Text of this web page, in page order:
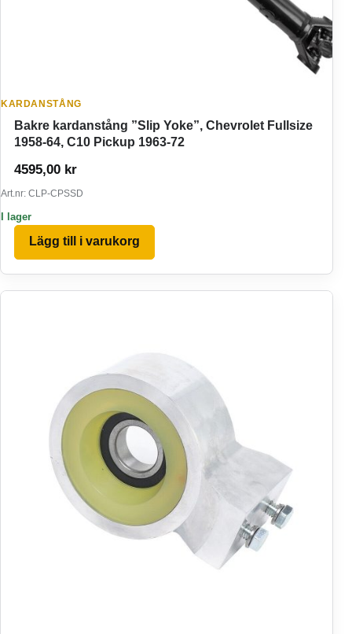
KARDANSTÅNG
Bakre kardanstång ”Slip Yoke”, Chevrolet Fullsize
1958-64, C10 Pickup 1963-72
4595,00 kr
Art.nr: CLP-CPSSD
I lager
Lägg till i varukorg